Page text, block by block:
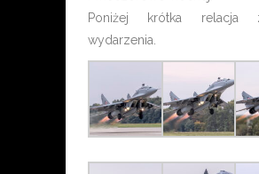
Poniżej krótka
wydarzenia.